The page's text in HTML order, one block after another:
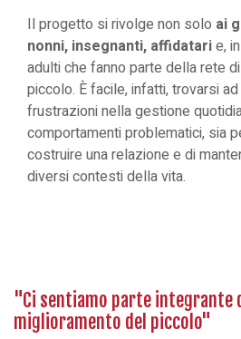
Il progetto si rivolge non solo ai
nonni, insegnanti, affidatarie,
adulti che fanno parte della rete
piccolo. È facile, infatti, trovarsi
frustrazioni nella gestione
comportamenti problematici, sia
costruire una relazione e di
diversi contesti della vita.
"Ci sentiamo parte integrante
miglioramento del piccolo"